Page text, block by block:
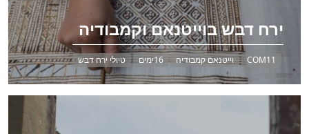
ירח דבש בוייטנאם וקמבודיה
COM11 וייטנאם קמבודיה 16ימים טיולי ירח דבש